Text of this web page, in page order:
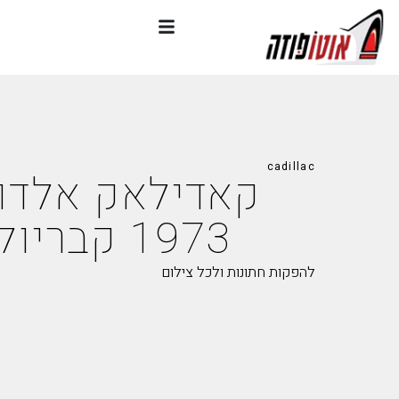
cadillac קאדילאק
1973 קבריולט
להפקות חתונות ולכל צילום